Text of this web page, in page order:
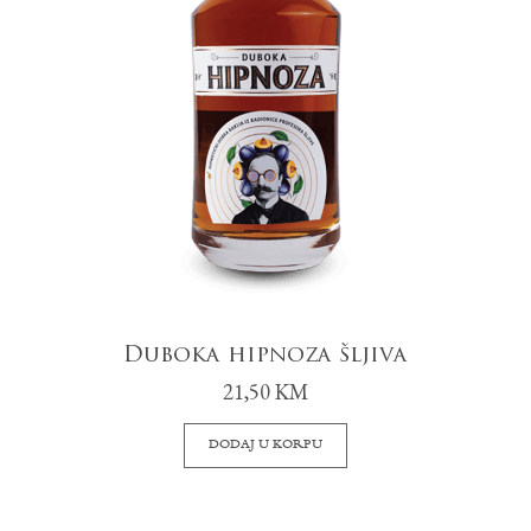
Duboka hipnoza šljiva
21,50KM
DODAJ U KORPU